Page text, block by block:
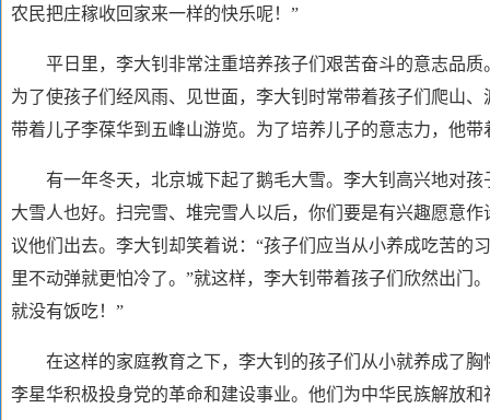
农民把庄稼收回家来一样的快乐呢！”
平日里，李大钊非常注重培养孩子们艰苦奋斗的意志品质
为了使孩子们经风雨、见世面，李大钊时常带着孩子们爬山
带着儿子李葆华到五峰山游览。为了培养儿子的意志力，他
有一年冬天，北京城下起了鹅毛大雪。李大钊高兴地对孩
大雪人也好。扫完雪、堆完雪人以后，你们要是有兴趣愿意
议他们出去。李大钊却笑着说：“孩子们应当从小养成吃苦的
里不动弹就更怕冷了。”就这样，李大钊带着孩子们欣然出门
就没有饭吃！”
在这样的家庭教育之下，李大钊的孩子们从小就养成了胸
李星华积极投身党的革命和建设事业。他们为中华民族解放